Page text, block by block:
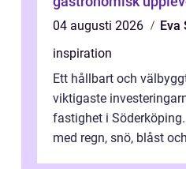
04 augusti 2026
Eva
inspiration
Ett hållbart och
viktigaste
fastighet i
med regn, snö, blåst